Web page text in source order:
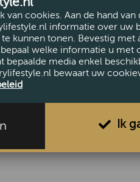
cookies. Aan de hand van
informatie over uw
kunnen tonen. Bevestig met
welke informatie u met
media enkel
bewaart uw
Ik